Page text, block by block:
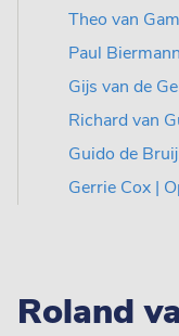
Theo van
Paul
Gijs van de
Richard van
Guido de
Gerrie Cox |
Roland